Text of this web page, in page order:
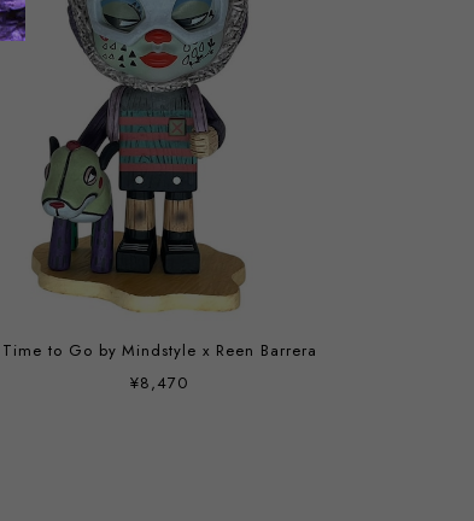
Time to Go by Mindstyle x Reen Barrera
¥8,470